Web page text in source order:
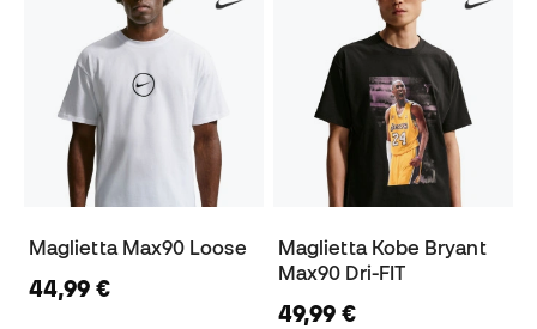
Maglietta Max90 Loose
44,99 €
Maglietta Kobe Bryant
Max90 Dri-FIT
49,99 €